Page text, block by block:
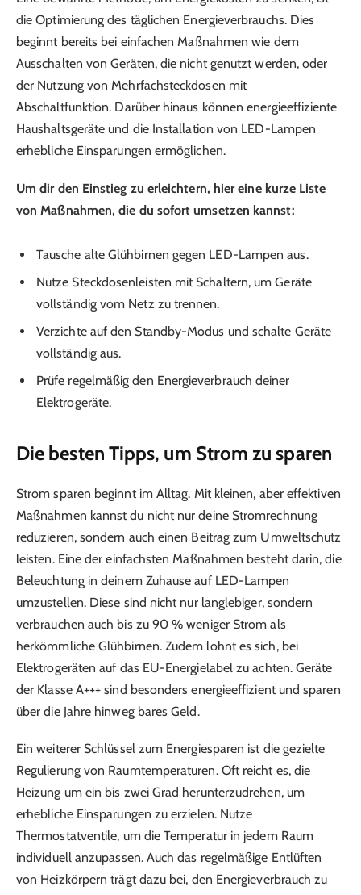
die Optimierung des täglichen Energieverbrauchs. Dies
beginnt bereits bei einfachen Maßnahmen wie dem
Ausschalten von Geräten, die nicht genutzt werden, oder
der Nutzung von Mehrfachsteckdosen mit
Abschaltfunktion. Darüber hinaus können energieeffiziente
Haushaltsgeräte und die Installation von LED-Lampen
erhebliche Einsparungen ermöglichen.
Um dir den Einstieg zu erleichtern, hier eine kurze Liste
von Maßnahmen, die du sofort umsetzen kannst:
Tausche alte Glühbirnen gegen LED-Lampen aus.
Nutze Steckdosenleisten mit Schaltern, um Geräte
vollständig vom Netz zu trennen.
Verzichte auf den Standby-Modus und schalte Geräte
vollständig aus.
Prüfe regelmäßig den Energieverbrauch deiner
Elektrogeräte.
Die besten Tipps, um Strom zu sparen
Strom sparen beginnt im Alltag. Mit kleinen, aber effektiven
Maßnahmen kannst du nicht nur deine Stromrechnung
reduzieren, sondern auch einen Beitrag zum Umweltschutz
leisten. Eine der einfachsten Maßnahmen besteht darin, die
Beleuchtung in deinem Zuhause auf LED-Lampen
umzustellen. Diese sind nicht nur langlebiger, sondern
verbrauchen auch bis zu 90 % weniger Strom als
herkömmliche Glühbirnen. Zudem lohnt es sich, bei
Elektrogeräten auf das EU-Energielabel zu achten. Geräte
der Klasse A+++ sind besonders energieeffizient und sparen
über die Jahre hinweg bares Geld.
Ein weiterer Schlüssel zum Energiesparen ist die gezielte
Regulierung von Raumtemperaturen. Oft reicht es, die
Heizung um ein bis zwei Grad herunterzudrehen, um
erhebliche Einsparungen zu erzielen. Nutze
Thermostatventile, um die Temperatur in jedem Raum
individuell anzupassen. Auch das regelmäßige Entlüften
von Heizkörpern trägt dazu bei, den Energieverbrauch zu